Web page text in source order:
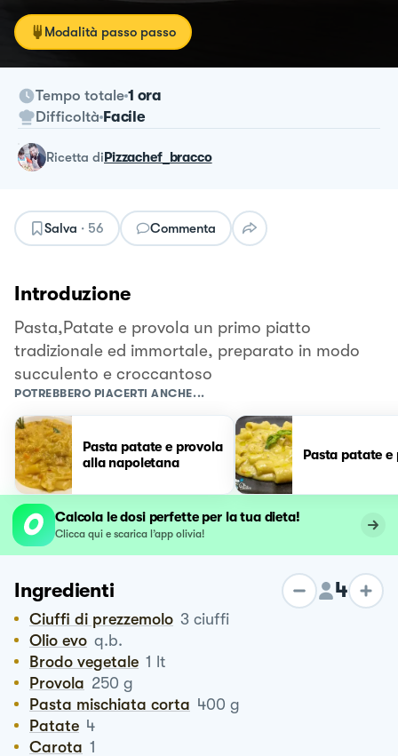
Modalità passo passo
Tempo totale 1 ora
Difficoltà Facile
ricetta diPizzachef_bracco
Salva · 56 Commenta
Introduzione
Pasta,Patate e provola un primo piatto
tradizionale ed immortale, preparato in modo
succulento e croccantoso
POTREBBERO PIACERTI ANCHE...
Pasta patate e provola
alla napoletana
Pasta patate e
Calcola le dosi perfette per la tua dieta!
Clicca qui e scarica l’app olivia!
Ingredienti 4
Ciuffi di prezzemolo 3 ciuffi
Olio evo q.b.
Brodo vegetale 1 lt
Provola 250 g
Pasta mischiata corta 400 g
Patate 4
Carota 1